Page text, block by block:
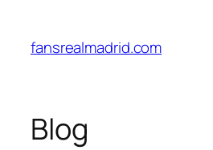
contenido
fansrealmadrid.com
Blog